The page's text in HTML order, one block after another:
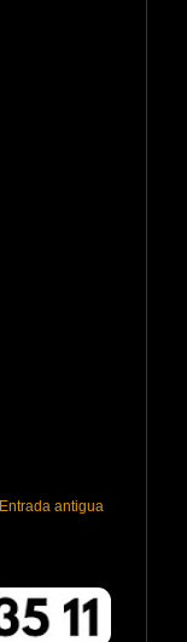
Entrada antigua